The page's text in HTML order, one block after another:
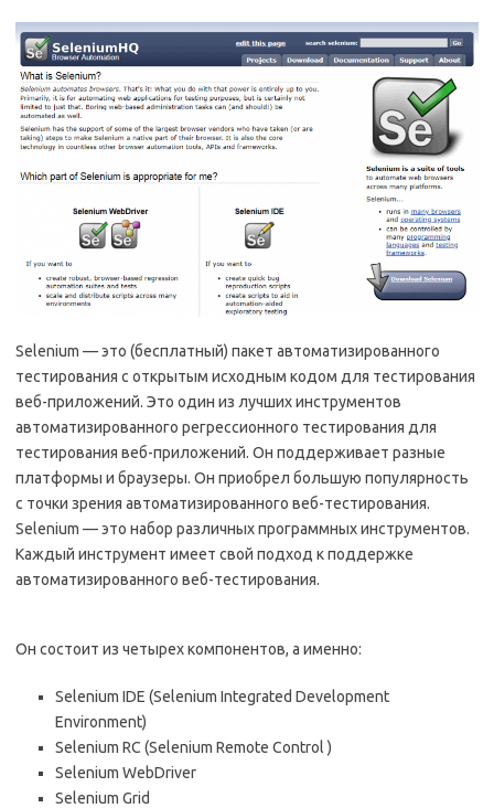
Selenium — это (бесплатный) пакет автоматизированного
тестирования с открытым исходным кодом для тестирования
веб-приложений. Это один из лучших инструментов
автоматизированного регрессионного тестирования для
тестирования веб-приложений. Он поддерживает разные
платформы и браузеры. Он приобрел большую популярность
с точки зрения автоматизированного веб-тестирования.
Selenium — это набор различных программных инструментов.
Каждый инструмент имеет свой подход к поддержке
автоматизированного веб-тестирования.
Он состоит из четырех компонентов, а именно:
Selenium IDE (Selenium Integrated Development
Environment)
Selenium RC (Selenium Remote Control )
Selenium WebDriver
Selenium Grid